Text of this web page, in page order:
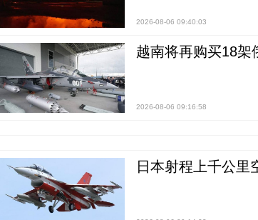
2026-08-06 09:40:03
越南将再购买18架
2026-08-06 09:16:58
日本射程上千公里